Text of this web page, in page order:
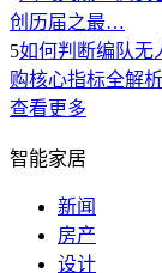
创历届之最…
5如何判断编队无
购核心指标全解析
查看更多
智能家居
新闻
房产
设计